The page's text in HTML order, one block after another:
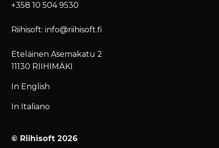
+358 10 504 9530
Riihisoft: info@riihisoft.fi
Eteläinen Asemakatu 2
11130 RIIHIMÄKI
In English
In Italiano
© Riihisoft 2026